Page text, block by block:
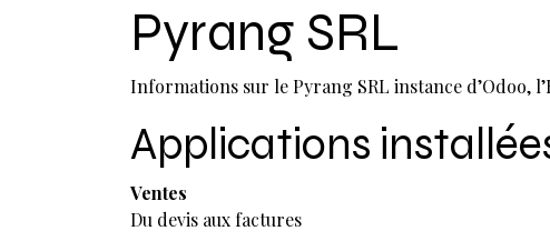
Pyrang SRL
Informations sur le Pyrang SRL instance d’Odoo,
Applications
Ventes
Du devis aux factures